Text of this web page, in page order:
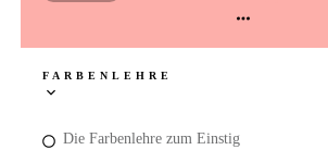
FARBENLEHRE
Die Farbenlehre zum Einstig